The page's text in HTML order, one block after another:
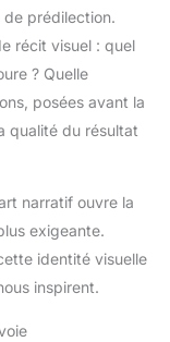
prédilection.
récit visuel : quel
? Quelle
posées avant la
qualité du résultat
narratif ouvre la
exigeante.
identité visuelle
inspirent.